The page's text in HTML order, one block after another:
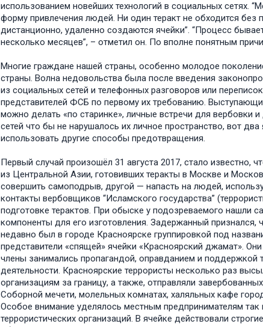
использованием новейших технологий в социальных сетях.
форму привлечения людей. Ни один теракт не обходится без
дистанционно, удаленно создаются ячейки”. “Процесс
несколько месяцев”, – отметил он. По вполне понятным
Многие граждане нашей страны, особенно молодое
страны. Волна недовольства была после введения
из социальных сетей и телефонных разговоров или
представителей ФСБ по первому их требованию.
можно делать «по старинке», личные встречи для вербовки
сетей что бы не нарушалось их личное пространство, вот
использовать другие способы предотвращения.
Первый случай произошёл 31 августа 2017, стало
из Центральной Азии, готовивших теракты в Москве и
совершить самоподрыв, другой — напасть на людей,
контакты вербовщиков “Исламского государства”
подготовке терактов. При обыске у подозреваемого нашли
компоненты для его изготовления. Задержанный признался,
недавно был в городе Красноярске группировкой под
представители «спящей» ячейки «Красноярский джамат».
члены занимались пропагандой, оправданием и поддержкой
деятельности. Красноярские террористы несколько раз
организациям за границу, а также, отправляли
Соборной мечети, молельных комнатах, халяльных кафе
Особое внимание уделялось местным предпринимателям
террористических организаций. В ячейке действовали